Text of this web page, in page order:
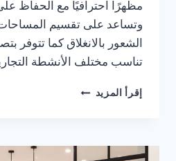
مظهرًا احترافيًا مع الحفاظ
وتساعد على تقسيم
الشعور بالانغلاق كما تتوفر
تناسب مختلف الأنشطة
إقرأ المزيد قواطع